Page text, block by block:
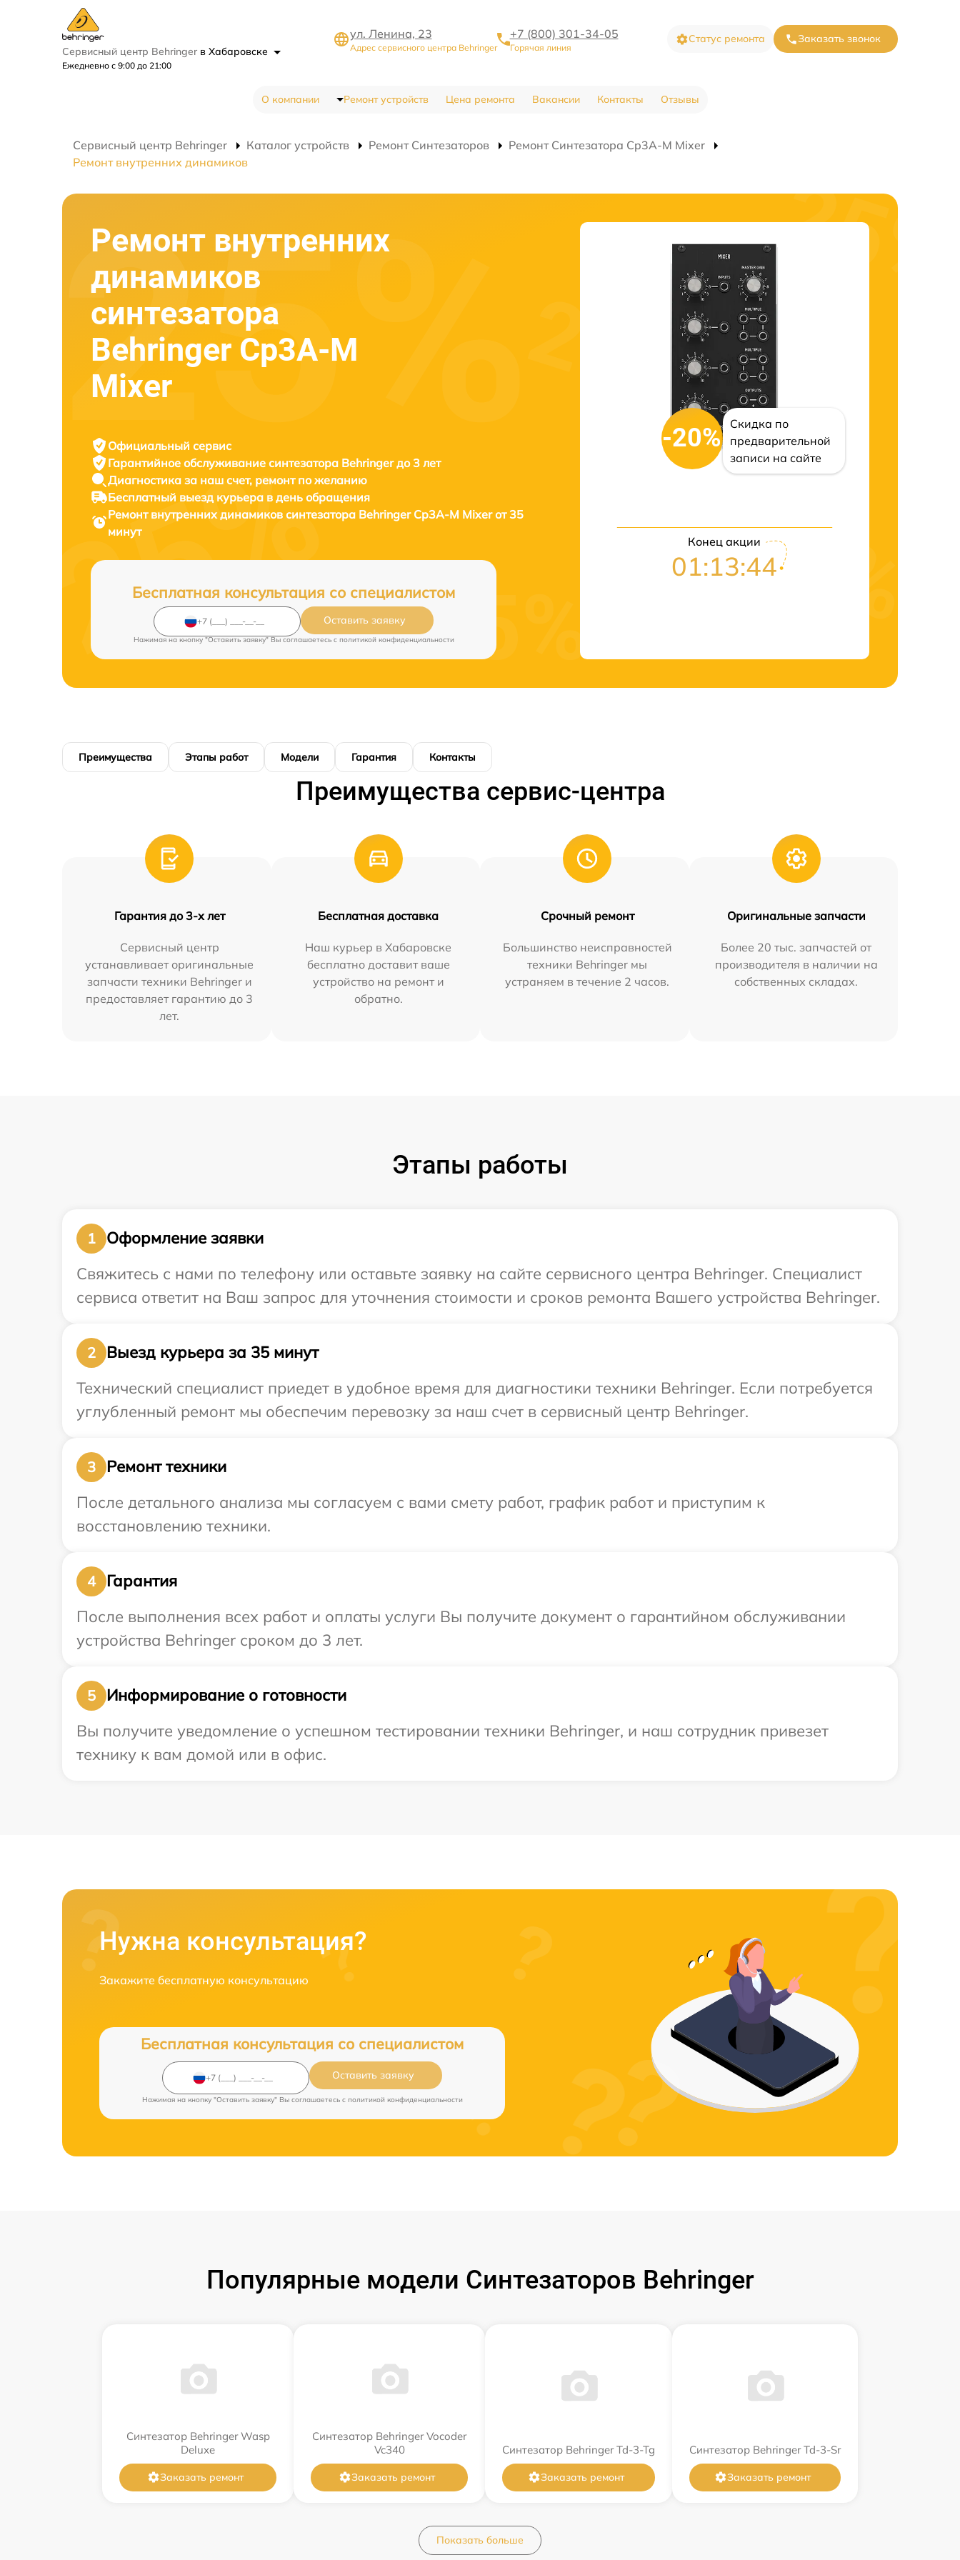
Сервисный центр Behringer в Хабаровске
Ежедневно с 9:00 до 21:00
ул. Ленина, 23
Адрес сервисного центра Behringer
+7 (800) 301-34-05
Горячая линия
Статус ремонта Заказать звонок
О компании Ремонт устройств Цена ремонта Вакансии Контакты Отзывы
Сервисный центр Behringer Каталог устройств Ремонт Синтезаторов
Ремонт Синтезатора Cp3A-M Mixer
Ремонт внутренних динамиков
Ремонт внутренних
динамиков
синтезатора
Behringer Cp3A-M
Mixer
Официальный сервис
Гарантийное обслуживание синтезатора Behringer до 3 лет
Диагностика за наш счет, ремонт по желанию
Бесплатный выезд курьера в день обращения
Ремонт внутренних динамиков синтезатора Behringer Cp3A-M Mixer от 35
минут
Бесплатная консультация со специалистом
Оставить заявку
Нажимая на кнопку "Оставить заявку" Вы соглашаетесь c политикой конфиденциальности
-20%
Скидка по
предварительной
записи на сайте
Конец акции
01:13:43
Преимущества Этапы работ Модели Гарантия Контакты
Преимущества сервис-центра
Гарантия до 3-х лет
Сервисный центр
устанавливает оригинальные
запчасти техники Behringer и
предоставляет гарантию до 3
лет.
Бесплатная доставка
Наш курьер в Хабаровске
бесплатно доставит ваше
устройство на ремонт и
обратно.
Срочный ремонт
Большинство неисправностей
техники Behringer мы
устраняем в течение 2 часов.
Оригинальные запчасти
Более 20 тыс. запчастей от
производителя в наличии на
собственных складах.
Этапы работы
1
Оформление заявки
Свяжитесь с нами по телефону или оставьте заявку на сайте сервисного центра Behringer. Специалист
сервиса ответит на Ваш запрос для уточнения стоимости и сроков ремонта Вашего устройства Behringer.
2
Выезд курьера за 35 минут
Технический специалист приедет в удобное время для диагностики техники Behringer. Если потребуется
углубленный ремонт мы обеспечим перевозку за наш счет в сервисный центр Behringer.
3
Ремонт техники
После детального анализа мы согласуем с вами смету работ, график работ и приступим к
восстановлению техники.
4
Гарантия
После выполнения всех работ и оплаты услуги Вы получите документ о гарантийном обслуживании
устройства Behringer сроком до 3 лет.
5
Информирование о готовности
Вы получите уведомление о успешном тестировании техники Behringer, и наш сотрудник привезет
технику к вам домой или в офис.
Нужна консультация?
Закажите бесплатную консультацию
Бесплатная консультация со специалистом
Оставить заявку
Нажимая на кнопку "Оставить заявку" Вы соглашаетесь c политикой конфиденциальности
Популярные модели Синтезаторов Behringer
Синтезатор Behringer Wasp
Deluxe
Заказать ремонт
Синтезатор Behringer Vocoder
Vc340
Заказать ремонт
Синтезатор Behringer Td-3-Tg
Заказать ремонт
Синтезатор Behringer Td-3-Sr
Заказать ремонт
Показать больше